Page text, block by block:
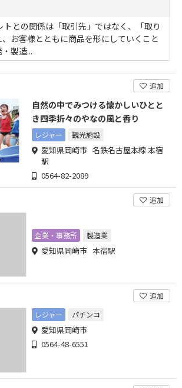
との関係は「取引先」ではなく、「取り
お客様とともに商品を形にしていくこと
製造...
追加
自然の中でみつける懐かしいひとと
き四季折々のやなの風と香り
レジャー 観光施設
愛知県岡崎市 名鉄名古屋本線 本宿
駅
0564-82-2089
追加
企業・事務所 製造業
愛知県岡崎市 本宿駅
追加
レジャー
パチンコ
愛知県岡崎市
0564-48-6551